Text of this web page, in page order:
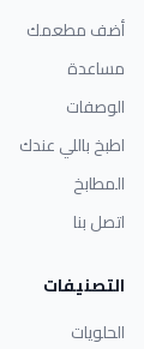
أضف مطعمك
مساعدة
الوصفات
اطبخ باللي عندك
المطابخ
اتصل بنا
التصنيفات
الحلويات